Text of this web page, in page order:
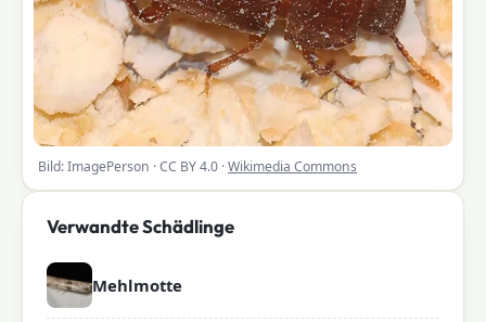
Bild: ImagePerson · CC BY 4.0 ·Wikimedia Commons
Verwandte Schädlinge
Mehlmotte